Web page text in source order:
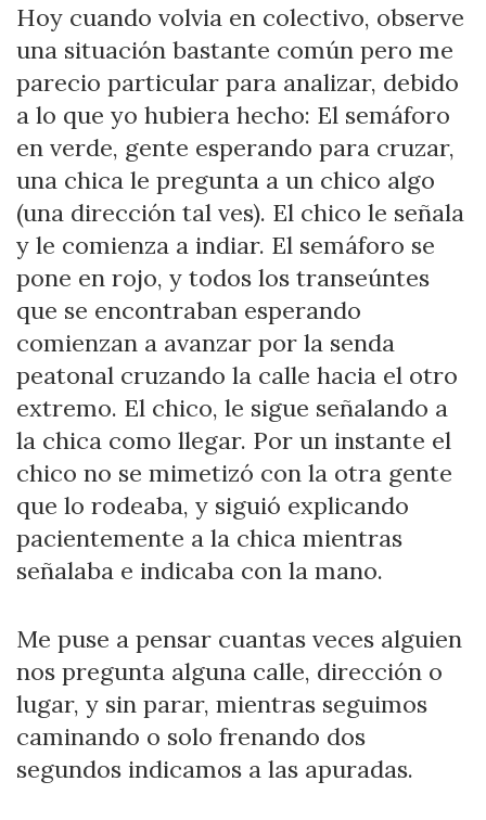
Hoy cuando volvia en colectivo, observe
una situación bastante común pero me
parecio particular para analizar, debido
a lo que yo hubiera hecho: El semáforo
en verde, gente esperando para cruzar,
una chica le pregunta a un chico algo
(una dirección tal ves). El chico le señala
y le comienza a indiar. El semáforo se
pone en rojo, y todos los transeúntes
que se encontraban esperando
comienzan a avanzar por la senda
peatonal cruzando la calle hacia el otro
extremo. El chico, le sigue señalando a
la chica como llegar. Por un instante el
chico no se mimetizó con la otra gente
que lo rodeaba, y siguió explicando
pacientemente a la chica mientras
señalaba e indicaba con la mano.
Me puse a pensar cuantas veces alguien
nos pregunta alguna calle, dirección o
lugar, y sin parar, mientras seguimos
caminando o solo frenando dos
segundos indicamos a las apuradas.